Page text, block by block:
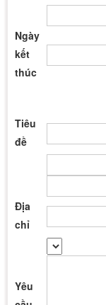
Ngày
kết
thúc
Tiêu
đề
Địa
chỉ
Yêu